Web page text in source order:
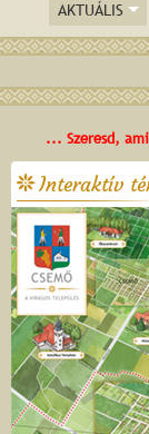
AKTUÁLIS
... Szeresd,
Interaktív